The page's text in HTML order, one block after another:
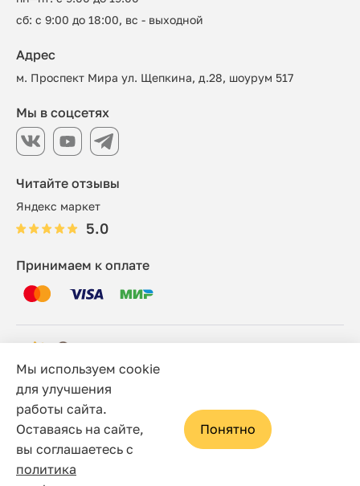
сб: с 9:00 до 18:00, вс - выходной
Читайте отзывы
Яндекс маркет
5.0
Адрес
м. Проспект Мира ул. Щепкина, д.28, шоурум 517
Принимаем к оплате
Мы в соцсетях
© 2006 - 2026 Этно-шоп, Интернет-магазин
Политика конфиденциальности
Сайт носит исключительно информационный характер, и
ни при каких условиях не является публичной офертой,
определяемой положениями статьи 437(2) Гражданского
Мы используем cookie
для улучшения
работы сайта.
Оставаясь на сайте,
вы соглашаетесь с
политика
Понятно